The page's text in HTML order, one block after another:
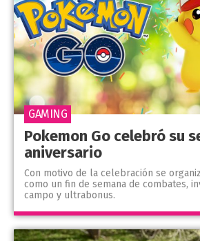
Pokemon Go celebró su
aniversario
Con motivo de la celebración se
como un fin de semana de combates,
campo y ultrabonus.
GAMING